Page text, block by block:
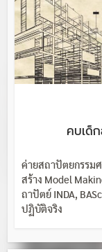
คบเด็
ค่ายสถาปัตยกรรม
สร้าง Model
ถาปัตย์ INDA,
ปฏิบัติจริง